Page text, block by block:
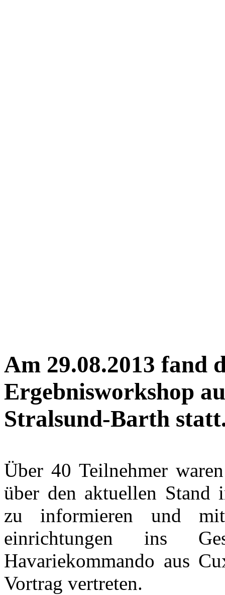
Am 29.08.2013 fand
Ergebnisworkshop
Stralsund-Barth
Über 40 Teilnehmer
über den aktuellen Stand
zu informieren und
einrichtungen ins
Havariekommando aus
Vortrag vertreten.